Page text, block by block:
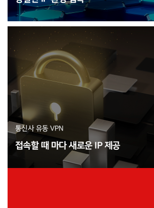
통신사 유동 VPN
접속할 때 마다 새로운 IP 제공